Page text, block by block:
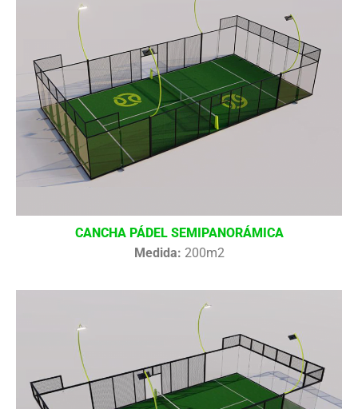
CANCHA PÁDEL SEMIPANORÁMICA
Medida: 200m2